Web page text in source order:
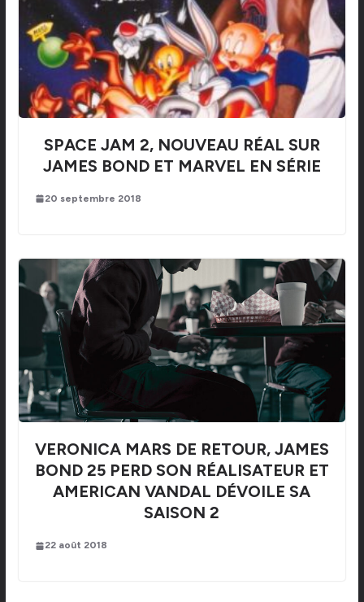
SPACE JAM 2, NOUVEAU RÉAL SUR
JAMES BOND ET MARVEL EN SÉRIE
20 septembre 2018
VERONICA MARS DE RETOUR, JAMES
BOND 25 PERD SON RÉALISATEUR ET
AMERICAN VANDAL DÉVOILE SA
SAISON 2
22 août 2018